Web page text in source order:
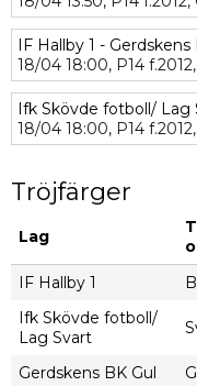
IF Hallby 1 - Gerdskens
18/04 18:00, P14 f.2012,
Ifk Skövde fotboll/ Lag
18/04 18:00, P14 f.2012,
Tröjfärger
Lag
IF Hallby 1
Ifk Skövde fotboll/
Lag Svart
Gerdskens BK Gul